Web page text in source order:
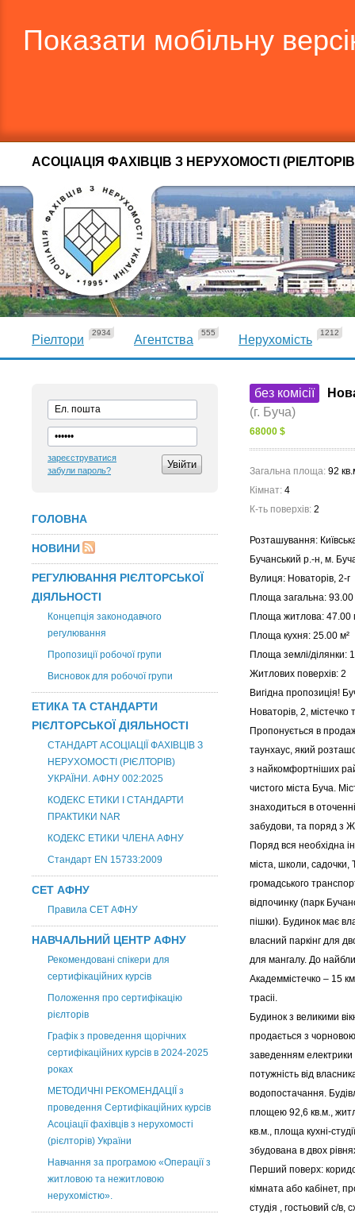
Показати мобільну
АСОЦІАЦІЯ ФАХІВЦІВ З НЕРУХОМОСТІ
Ріелтори
2934
Агентства
555
Нерухомість
1212
зареєструватися
забули пароль?
ГОЛОВНА
НОВИНИ
РЕГУЛЮВАННЯ РІЄЛТОРСЬКОЇ
ДІЯЛЬНОСТІ
Концепція законодавчого
регулювання
Пропозиції робочої групи
Висновок для робочої групи
ЕТИКА ТА СТАНДАРТИ
РІЄЛТОРСЬКОЇ ДІЯЛЬНОСТІ
СТАНДАРТ АСОЦІАЦІЇ ФАХІВЦІВ З
НЕРУХОМОСТІ (РІЄЛТОРІВ)
УКРАЇНИ. АФНУ 002:2025
КОДЕКС ЕТИКИ І СТАНДАРТИ
ПРАКТИКИ NAR
КОДЕКС ЕТИКИ ЧЛЕНА АФНУ
Стандарт EN 15733:2009
СЕТ АФНУ
Правила СЕТ АФНУ
НАВЧАЛЬНИЙ ЦЕНТР АФНУ
Рекомендовані спікери для
сертифікаційних курсів
Положення про сертифікацію
рієлторів
Графік з проведення щорічних
сертифікаційних курсів в 2024-2025
роках
МЕТОДИЧНІ РЕКОМЕНДАЦІЇ з
проведення Сертифікаційних курсів
Асоціації фахівців з нерухомості
(рієлторів) України
Навчання за програмою «Операції з
житловою та нежитловою
нерухомістю».
без комісії
(г. Буча)
68000 $
Загальна площа: 92
Кімнат: 4
К-ть поверхів: 2
Розташування:
Бучанський р.-н, м.
Вулиця: Новаторів, 2-г
Площа загальна: 93.00
Площа житлова: 47.00
Площа кухня: 25.00 м²
Площа землі/ділянки:
Житлових поверхів: 2
Вигідна пропозиція!
Новаторів, 2, містечко
Пропонується в
таунхаус, який
з найкомфортніших
чистого міста Буча.
знаходиться в
забудови, та поряд з
Поряд вся необхідна
міста, школи, садочки,
громадського
відпочинку (парк
пішки). Будинок має
власний паркінг для
для мангалу. До
Академмістечко – 15
трасіі.
Будинок з великими
продається з
заведенням
потужність від
водопостачання.
площею 92,6 кв.м.,
кв.м., площа кухні-
збудована в двох
Перший поверх:
кімната або кабінет,
студія , гостьовий с/в,